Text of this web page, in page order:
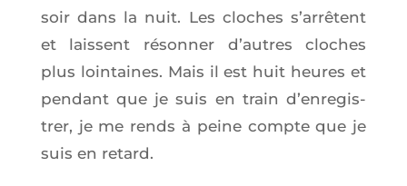
soir dans la nuit. Les cloches s’ar­rêtent
et laissent réson­ner d’autres cloches
plus loin­taines. Mais il est huit heures et
pen­dant que je suis en train d’en­re­gis­
trer, je me rends à peine compte que je
suis en retard.